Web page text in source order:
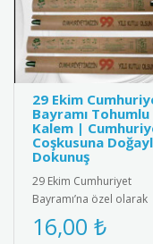
29 Ekim
Bayramı Tohumlu
Kalem |
Coşkusuna
Dokunuş
29 Ekim Cumhuriyet
Bayramı’na özel olarak
tasarlanmış tohumlu
kalem. Kalemin arka
16,00 ₺